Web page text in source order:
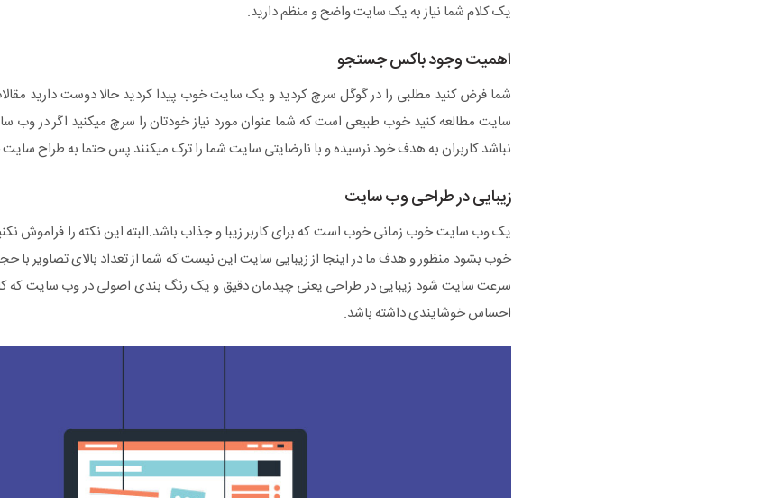
یک کلام شما نیاز به یک سایت واضح و منظم دارید.
اهمیت وجود باکس جستجو
شما فرض کنید مطلبی را در گوگل سرچ کردید و یک سایت خوب پیدا کردید حالا دوست دارید
سایت مطالعه کنید خوب طبیعی است که شما عنوان مورد نیاز خودتان را سرچ میکنید اگر در وب
نباشد کاربران به هدف خود نرسیده و با نارضایتی سایت شما را ترک میکنند پس حتما به طراح سایت
زیبایی در طراحی وب سایت
یک وب سایت خوب زمانی خوب است که برای کاربر زیبا و جذاب باشد.البته این نکته را فراموش
خوب بشود.منظور و هدف ما در اینجا از زیبایی سایت این نیست که شما از تعداد بالای تصاویر با
سرعت سایت شود.زیبایی در طراحی یعنی چیدمان دقیق و یک رنگ بندی اصولی در وب سایت که
احساس خوشایندی داشته باشد.